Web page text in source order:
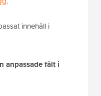
innehåll i
anpassade fält i